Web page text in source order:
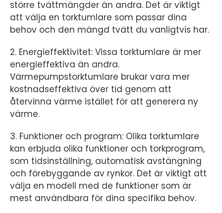
större tvättmängder än andra. Det är viktigt
att välja en torktumlare som passar dina
behov och den mängd tvätt du vanligtvis har.
2. Energieffektivitet: Vissa torktumlare är mer
energieffektiva än andra.
Värmepumpstorktumlare brukar vara mer
kostnadseffektiva över tid genom att
återvinna värme istället för att generera ny
värme.
3. Funktioner och program: Olika torktumlare
kan erbjuda olika funktioner och torkprogram,
som tidsinställning, automatisk avstängning
och förebyggande av rynkor. Det är viktigt att
välja en modell med de funktioner som är
mest användbara för dina specifika behov.